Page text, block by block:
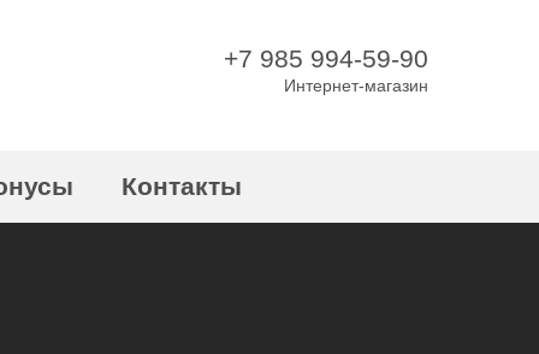
+7 985 994-59-90
Интернет-магазин
Контакты